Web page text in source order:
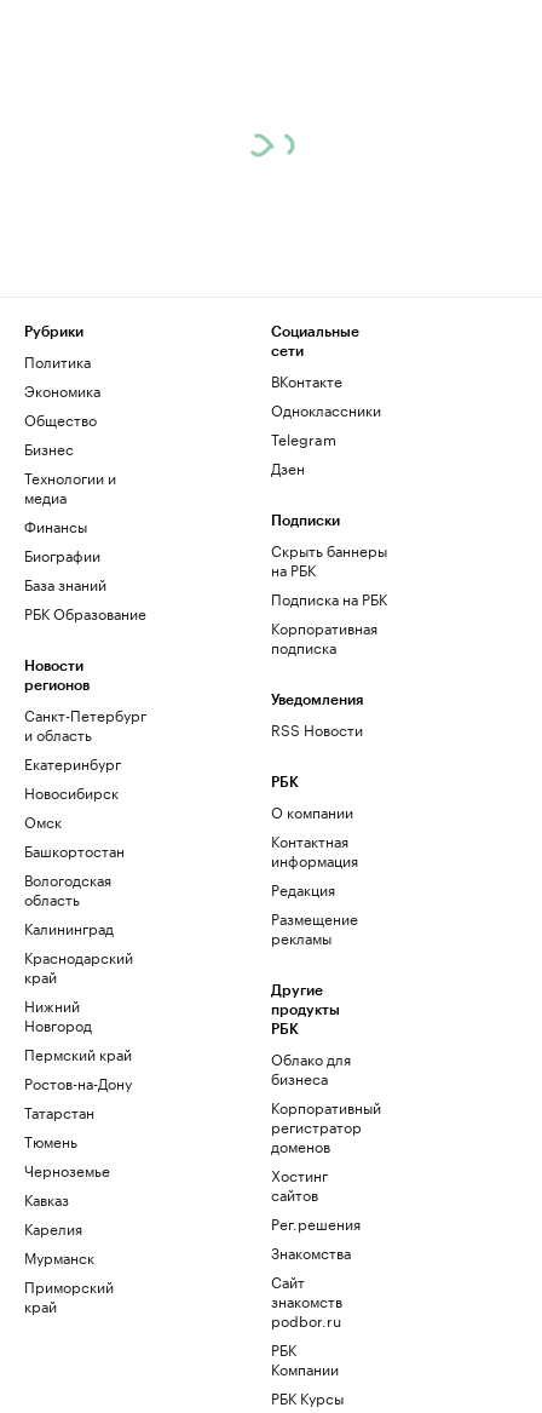
Рубрики
Политика
Экономика
Общество
Бизнес
Технологии и
медиа
Финансы
Биографии
База знаний
РБК Образование
Новости
регионов
Санкт-Петербург
и область
Екатеринбург
Новосибирск
Омск
Башкортостан
Вологодская
область
Калининград
Краснодарский
край
Нижний
Новгород
Пермский край
Ростов-на-Дону
Татарстан
Тюмень
Черноземье
Кавказ
Карелия
Мурманск
Приморский
край
Социальные
сети
ВКонтакте
Одноклассники
Telegram
Дзен
Подписки
Скрыть баннеры
на РБК
Подписка на РБК
Корпоративная
подписка
Уведомления
RSS Новости
РБК
О компании
Контактная
информация
Редакция
Размещение
рекламы
Другие
продукты
РБК
Облако для
бизнеса
Корпоративный
регистратор
доменов
Хостинг
сайтов
Рег.решения
Знакомства
Сайт
знакомств
podbor.ru
РБК
Компании
РБК Курсы